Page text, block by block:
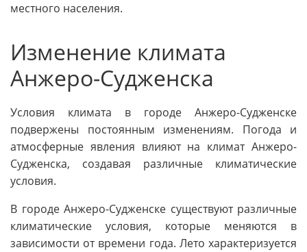
местного населения.
Изменение климата
Анжеро-Судженска
Условия климата в городе Анжеро-Судженске
подвержены постоянным изменениям. Погода и
атмосферные явления влияют на климат Анжеро-
Судженска, создавая различные климатические
условия.
В городе Анжеро-Судженске существуют различные
климатические условия, которые меняются в
зависимости от времени года. Лето характеризуется